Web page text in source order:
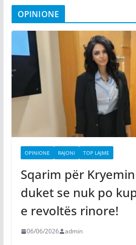
OPINIONE
OPINIONE RAJONI TOP LAJME
Sqarim për
duket se nuk po
e revoltës rinore!
06/06/2026 admin